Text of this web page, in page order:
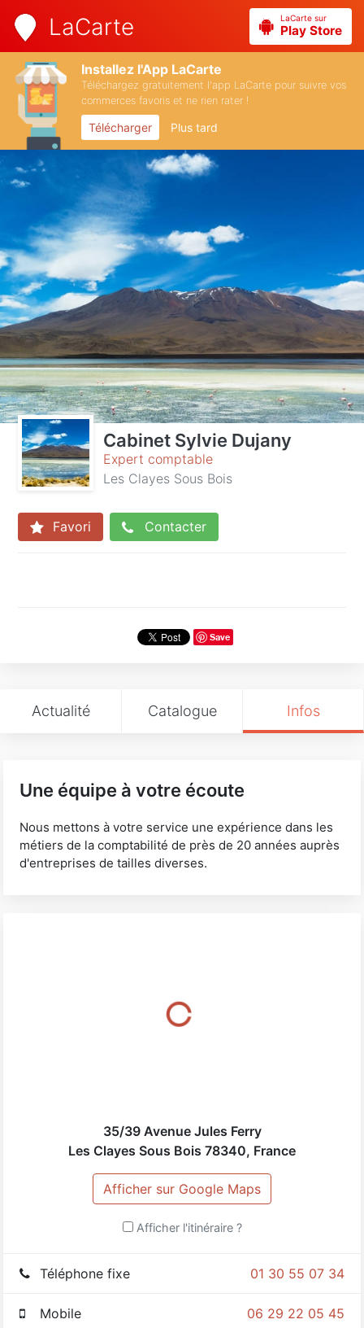
LaCarte LaCarte sur
Play Store
Installez l'App LaCarte
Téléchargez gratuitement l'app LaCarte pour suivre vos
commerces favoris et ne rien rater !
Télécharger Plus tard
Cabinet Sylvie Dujany
Expert comptable
Les Clayes Sous Bois
Favori Contacter
Save
Actualité Catalogue Infos
Une équipe à votre écoute
Nous mettons à votre service une expérience dans les
métiers de la comptabilité de près de 20 années auprès
d'entreprises de tailles diverses.
35/39 Avenue Jules Ferry
Les Clayes Sous Bois 78340, France
Afficher sur Google Maps
Afficher l'itinéraire ?
01 30 55 07 34
Téléphone fixe
06 29 22 05 45
Mobile